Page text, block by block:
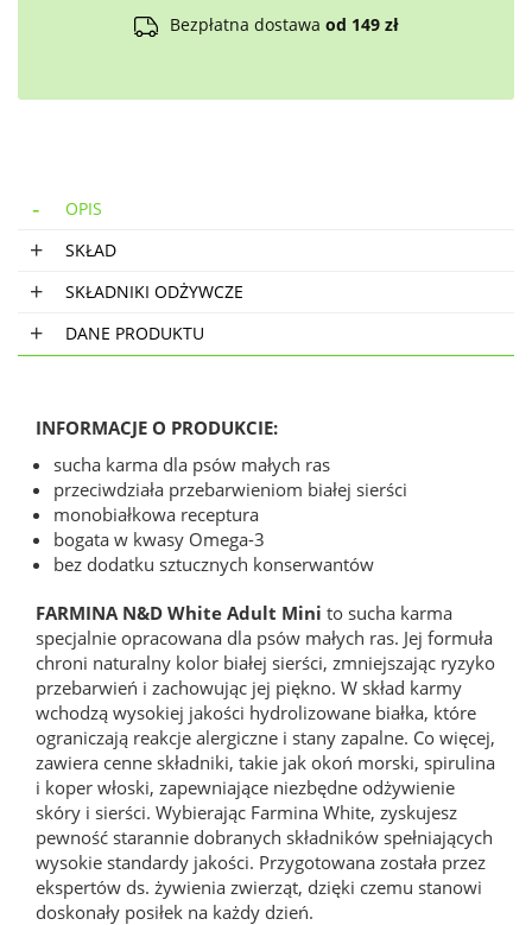
Bezpłatna dostawa od 149 zł
OPIS
SKŁAD
SKŁADNIKI ODŻYWCZE
DANE PRODUKTU
INFORMACJE O PRODUKCIE:
sucha karma dla psów małych ras
przeciwdziała przebarwieniom białej sierści
monobiałkowa receptura
bogata w kwasy Omega-3
bez dodatku sztucznych konserwantów
FARMINA N&D White Adult Mini to sucha karma
specjalnie opracowana dla psów małych ras. Jej formuła
chroni naturalny kolor białej sierści, zmniejszając ryzyko
przebarwień i zachowując jej piękno. W skład karmy
wchodzą wysokiej jakości hydrolizowane białka, które
ograniczają reakcje alergiczne i stany zapalne. Co więcej,
zawiera cenne składniki, takie jak okoń morski, spirulina
i koper włoski, zapewniające niezbędne odżywienie
skóry i sierści. Wybierając Farmina White, zyskujesz
pewność starannie dobranych składników spełniających
wysokie standardy jakości. Przygotowana została przez
ekspertów ds. żywienia zwierząt, dzięki czemu stanowi
doskonały posiłek na każdy dzień.